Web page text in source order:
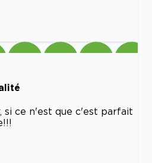
si ce n'est que c'est parfait